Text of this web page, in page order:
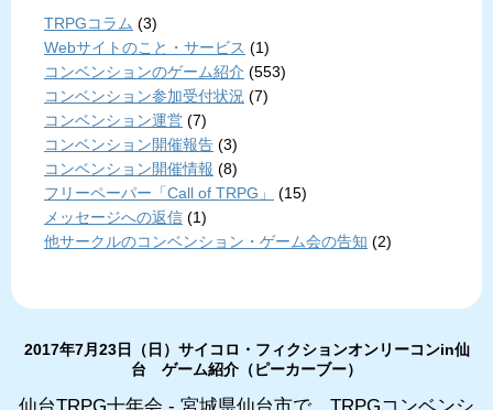
TRPGコラム (3)
Webサイトのこと・サービス (1)
コンベンションのゲーム紹介 (553)
コンベンション参加受付状況 (7)
コンベンション運営 (7)
コンベンション開催報告 (3)
コンベンション開催情報 (8)
フリーペーパー「Call of TRPG」
(15)
メッセージへの返信 (1)
他サークルのコンベンション・ゲーム会の告知 (2)
2017年7月23日（日）サイコロ・フィクションオンリーコンin仙
台 ゲーム紹介（ピーカーブー）